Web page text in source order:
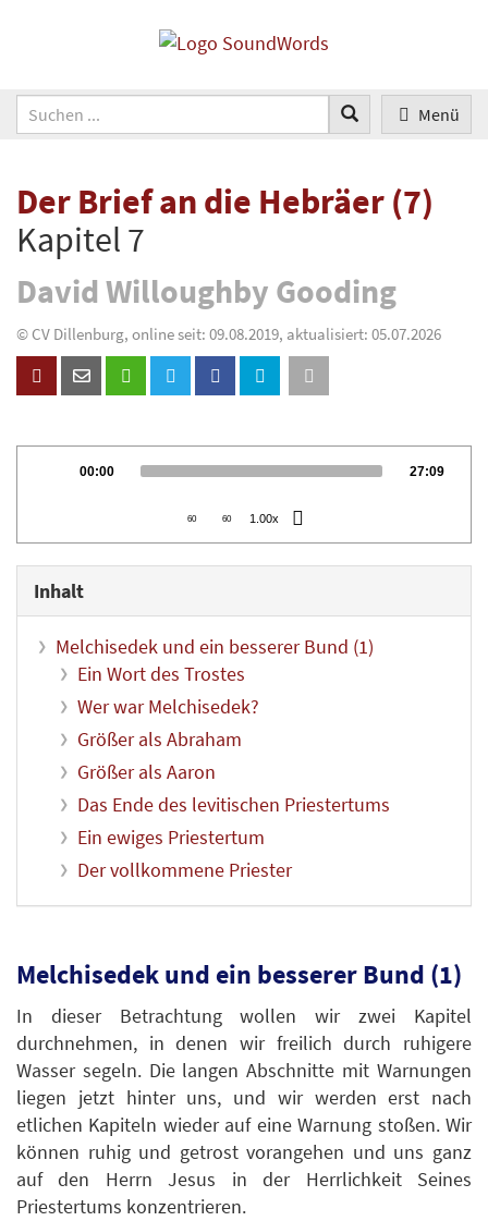
Menü
Der Brief an die Hebräer (7)
Kapitel 7
David Willoughby Gooding
© CV Dillenburg, online seit: 09.08.2019, aktualisiert: 05.07.2026
Current
00:00 Total
27:09
60 60 1.00x
Inhalt
Melchisedek und ein besserer Bund (1)
Ein Wort des Trostes
Wer war Melchisedek?
Größer als Abraham
Größer als Aaron
Das Ende des levitischen Priestertums
Ein ewiges Priestertum
Der vollkommene Priester
Melchisedek und ein besserer Bund (1)
In dieser Betrachtung wollen wir zwei Kapitel
durchnehmen, in denen wir freilich durch ruhigere
Wasser segeln. Die langen Abschnitte mit Warnungen
liegen jetzt hinter uns, und wir werden erst nach
etlichen Kapiteln wieder auf eine Warnung stoßen. Wir
können ruhig und getrost vorangehen und uns ganz
auf den Herrn Jesus in der Herrlichkeit Seines
Priestertums konzentrieren.